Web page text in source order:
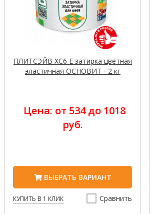
ПЛИТСЭЙВ XC6 E затирка цветная
эластичная ОСНОВИТ - 2 кг
Цена: от 534 до 1018
руб.
ВЫБРАТЬ ВАРИАНТ
КУПИТЬ В 1 КЛИК Сравнить